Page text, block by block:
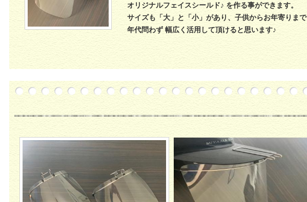
オリジナルフェイスシールド♪ を作る事ができます。
サイズも「大」と「小」があり、子供からお年寄りまで
年代問わず 幅広く活用して頂けると思います♪